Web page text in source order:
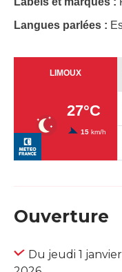
Langues parlées :
Ouverture
Du jeudi 1